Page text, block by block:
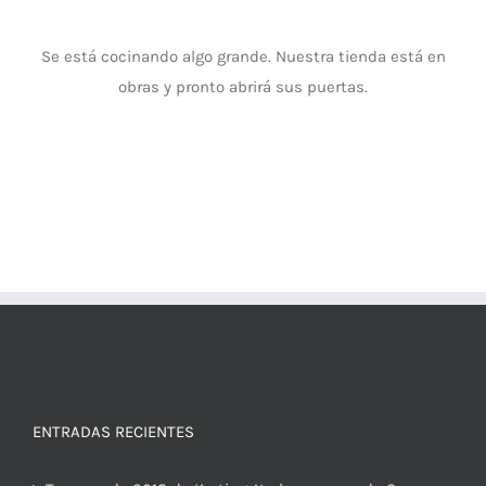
Se está cocinando algo grande. Nuestra tienda está en
obras y pronto abrirá sus puertas.
ENTRADAS RECIENTES